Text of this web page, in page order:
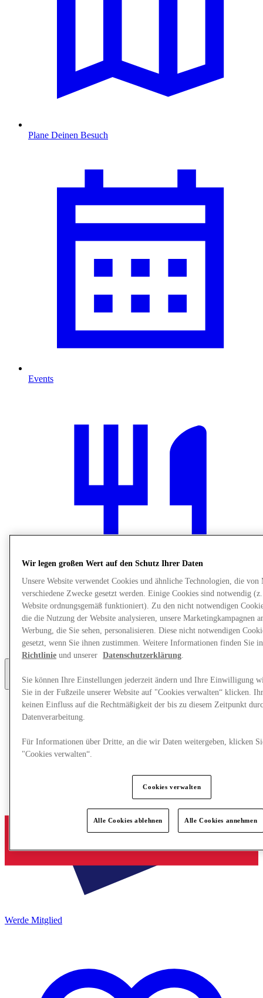
Plane Deinen Besuch
Events
Restaurants
Geschenkkarte
Services
Mehr
Werde Mitglied
Wir legen großen Wert auf den Schutz Ihrer Daten
Unsere Website verwendet Cookies und ähnliche Technologien, die
verschiedene Zwecke gesetzt werden. Einige Cookies sind notwendig
Website ordnungsgemäß funktioniert). Zu den nicht notwendigen
die die Nutzung der Website analysieren, unsere Marketingkampagnen
Werbung, die Sie sehen, personalisieren. Diese nicht notwendigen
gesetzt, wenn Sie ihnen zustimmen. Weitere Informationen finden Sie
Richtlinieund unserer Datenschutzerklärung.
Sie können Ihre Einstellungen jederzeit ändern und Ihre Einwilligung
Sie in der Fußzeile unserer Website auf "Cookies verwalten“ klicken.
keinen Einfluss auf die Rechtmäßigkeit der bis zu diesem Zeitpunkt
Datenverarbeitung.
Für Informationen über Dritte, an die wir Daten weitergeben, klicken
"Cookies verwalten“.
Cookies verwalten
Alle Cookies ablehnen Alle Cookies annehmen